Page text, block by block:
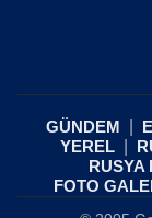
GÜNDEM
YEREL
RUSYA
FOTO